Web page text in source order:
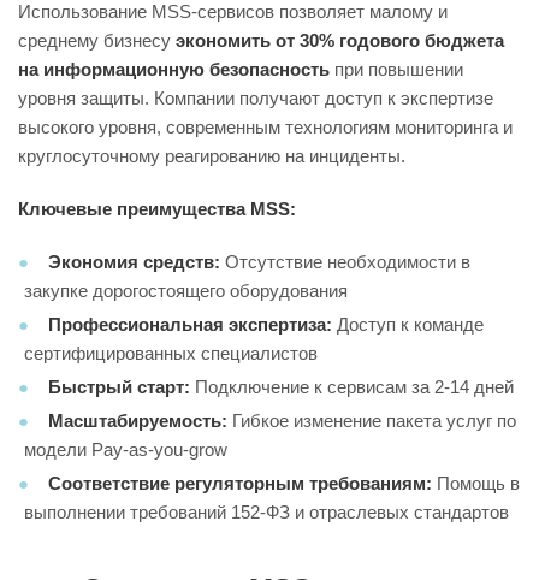
Использование MSS-сервисов позволяет малому и
среднему бизнесу экономить от 30% годового бюджета
на информационную безопасность при повышении
уровня защиты. Компании получают доступ к экспертизе
высокого уровня, современным технологиям мониторинга и
круглосуточному реагированию на инциденты.
Ключевые преимущества MSS:
Экономия средств: Отсутствие необходимости в
закупке дорогостоящего оборудования
Профессиональная экспертиза: Доступ к команде
сертифицированных специалистов
Быстрый старт: Подключение к сервисам за 2-14 дней
Масштабируемость: Гибкое изменение пакета услуг по
модели Pay-as-you-grow
Соответствие регуляторным требованиям: Помощь в
выполнении требований 152-ФЗ и отраслевых стандартов